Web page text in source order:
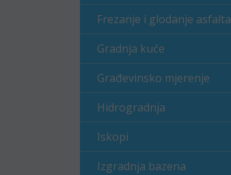
Frezanje i glodanje asfalta
Gradnja kuće
Građevinsko mjerenje
Hidrogradnja
Iskopi
Izgradnja bazena